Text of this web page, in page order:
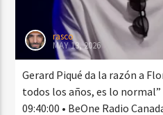
Beone Radio
rasco
MAY 13, 2026
Gerard Piqué da la razón a
todos los años, es lo
09:40:00 • BeOne Radio